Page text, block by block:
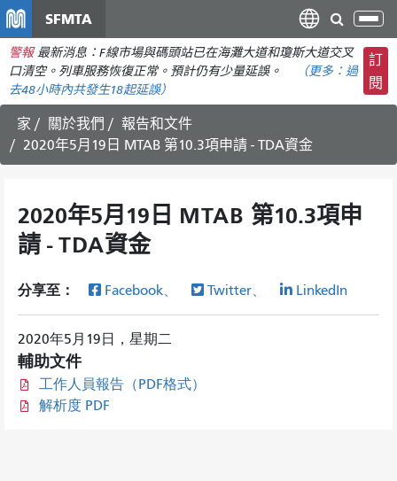
主
要
SFMTA
切
換
導
航
警報 最新消息：F線市場與碼頭站已在海灘大道和瓊斯大道交叉
口清空。列車服務恢復正常。預計仍有少量延誤。
（更多： 過
去48小時內共發生18起延誤）
訂
閱
家 關於我們
報告和文件
2020年5月19日 MTAB 第10.3項申請 - TDA資金
2020年5月19日 MTAB 第10.3項申
請 - TDA資金
分享至： Facebook、 Twitter、 LinkedIn
2020年5月19日，星期二
輔助文件
工作人員報告（PDF格式）
解析度 PDF